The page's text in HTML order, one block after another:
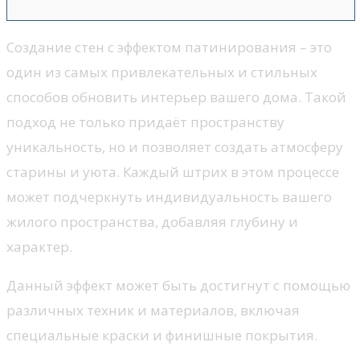
Создание стен с эффектом патинирования – это
один из самых привлекательных и стильных
способов обновить интерьер вашего дома. Такой
подход не только придаёт пространству
уникальность, но и позволяет создать атмосферу
старины и уюта. Каждый штрих в этом процессе
может подчеркнуть индивидуальность вашего
жилого пространства, добавляя глубину и
характер.
Данный эффект может быть достигнут с помощью
различных техник и материалов, включая
специальные краски и финишные покрытия.